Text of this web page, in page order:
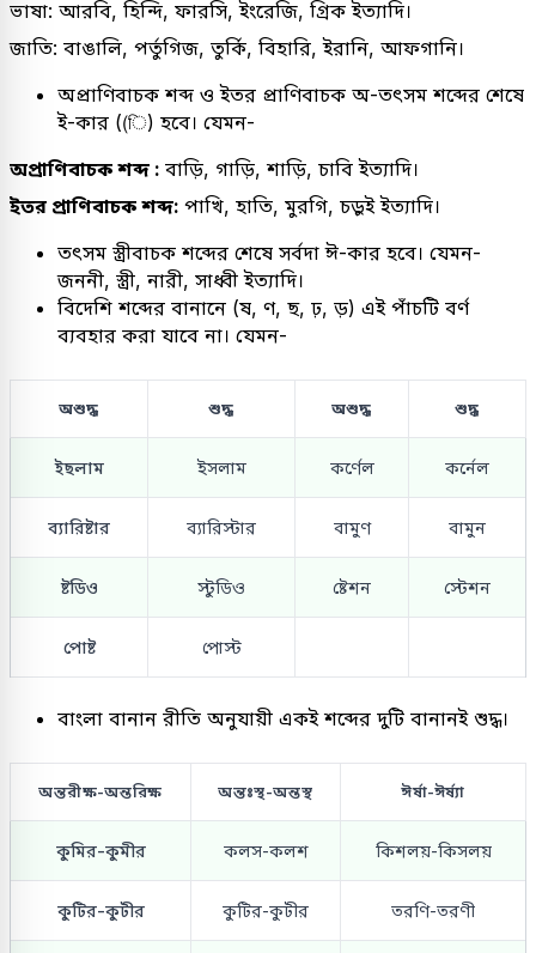
ভাষা: আরবি, হিন্দি, ফারসি, ইংরেজি, গ্রিক ইত্যাদি।
জাতি: বাঙালি, পর্তুগিজ, তুর্কি, বিহারি, ইরানি, আফগানি।
অপ্রাণিবাচক শব্দ ও ইতর প্রাণিবাচক অ-তৎসম শব্দের শেষে
ই-কার ((ি) হবে। যেমন-
অপ্রাণিবাচক শব্দ : বাড়ি, গাড়ি, শাড়ি, চাবি ইত্যাদি।
ইতর প্রাণিবাচক শব্দ: পাখি, হাতি, মুরগি, চড়ুই ইত্যাদি।
তৎসম স্ত্রীবাচক শব্দের শেষে সর্বদা ঈ-কার হবে। যেমন-
জননী, স্ত্রী, নারী, সাধ্বী ইত্যাদি।
বিদেশি শব্দের বানানে (ষ, ণ, ছ, ঢ়, ড়) এই পাঁচটি বর্ণ
ব্যবহার করা যাবে না। যেমন-
অশুদ্ধ শুদ্ধ অশুদ্ধ শুদ্ধ
ইছলাম ইসলাম কর্ণেল কর্নেল
ব্যারিষ্টার ব্যারিস্টার বামুণ বামুন
ষ্টডিও স্টুডিও ষ্টেশন স্টেশন
পোষ্ট পোস্ট
বাংলা বানান রীতি অনুযায়ী একই শব্দের দুটি বানানই শুদ্ধ।
অন্তরীক্ষ-অন্তরিক্ষ অন্তঃস্থ-অন্তস্থ ঈর্ষা-ঈর্ষ্যা
কুমির-কুমীর কলস-কলশ কিশলয়-কিসলয়
কুটির-কুটীর কুটির-কুটীর তরণি-তরণী